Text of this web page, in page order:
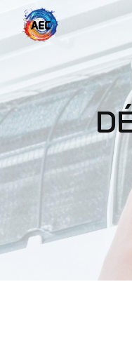
Panneau de gestion des